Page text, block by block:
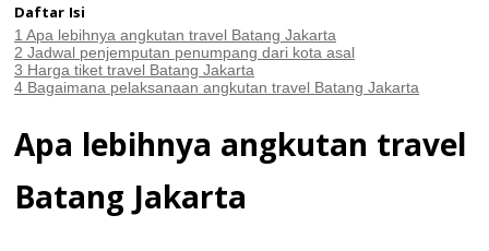
Daftar Isi
1 Apa lebihnya angkutan travel Batang Jakarta
2 Jadwal penjemputan penumpang dari kota asal
3 Harga tiket travel Batang Jakarta
4 Bagaimana pelaksanaan angkutan travel Batang Jakarta
Apa lebihnya angkutan travel
Batang Jakarta